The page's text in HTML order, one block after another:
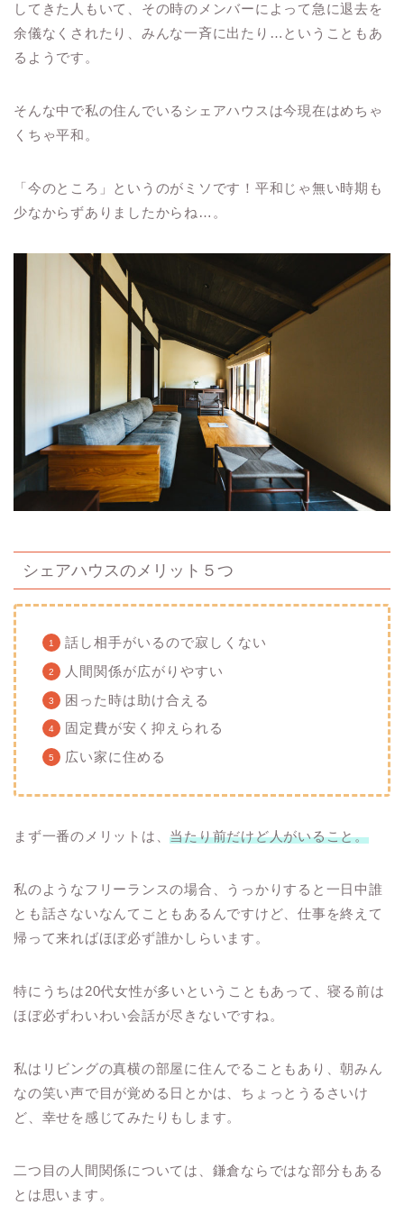
してきた人もいて、その時のメンバーによって急に退去を
余儀なくされたり、みんな一斉に出たり…ということもあ
るようです。
そんな中で私の住んでいるシェアハウスは今現在はめちゃ
くちゃ平和。
「今のところ」というのがミソです！平和じゃ無い時期も
少なからずありましたからね…。
シェアハウスのメリット５つ
話し相手がいるので寂しくない
人間関係が広がりやすい
困った時は助け合える
固定費が安く抑えられる
広い家に住める
まず一番のメリットは、当たり前だけど人がいること。
私のようなフリーランスの場合、うっかりすると一日中誰
とも話さないなんてこともあるんですけど、仕事を終えて
帰って来ればほぼ必ず誰かしらいます。
特にうちは20代女性が多いということもあって、寝る前は
ほぼ必ずわいわい会話が尽きないですね。
私はリビングの真横の部屋に住んでることもあり、朝みん
なの笑い声で目が覚める日とかは、ちょっとうるさいけ
ど、幸せを感じてみたりもします。
二つ目の人間関係については、鎌倉ならではな部分もある
とは思います。